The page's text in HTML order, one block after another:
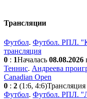
Трансляции
Футбол. Футбол. РПЛ.
трансляция
0 : 1Началась 08.08.2026
Теннис. Андреева
Canadian Open
0 : 2 (1:6, 4:6)Трансляция
Футбол. Футбол. РПЛ.